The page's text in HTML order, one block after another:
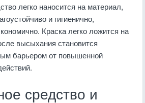
легко наносится на материал,
и гигиенично,
Краска легко ложится на
высыхания становится
барьером от повышенной
средство и